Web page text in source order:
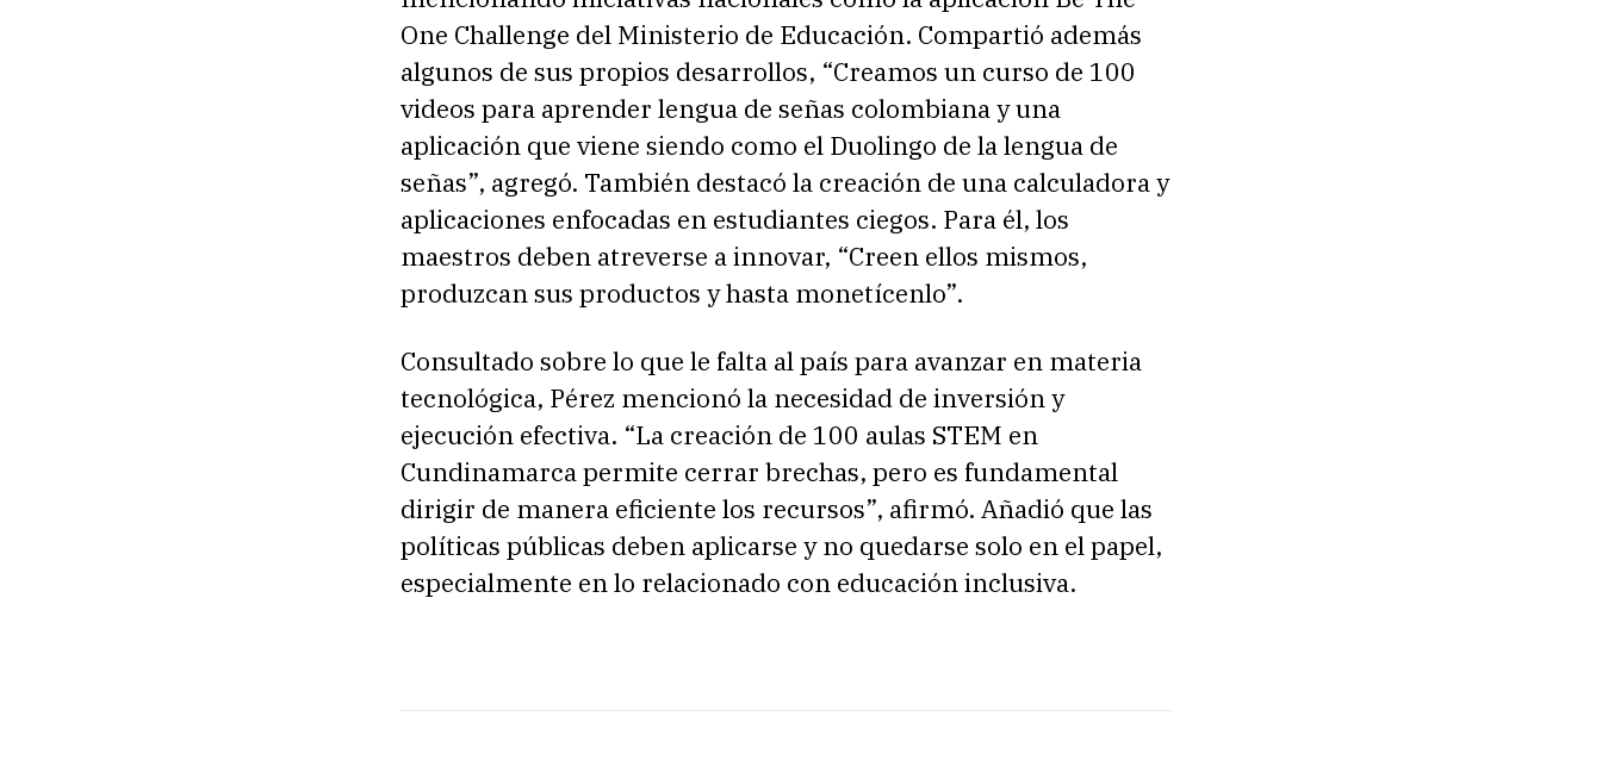
One Challenge del Ministerio de Educación. Compartió además
algunos de sus propios desarrollos, “Creamos un curso de 100
videos para aprender lengua de señas colombiana y una
aplicación que viene siendo como el Duolingo de la lengua de
señas”, agregó. También destacó la creación de una calculadora y
aplicaciones enfocadas en estudiantes ciegos. Para él, los
maestros deben atreverse a innovar, “Creen ellos mismos,
produzcan sus productos y hasta monetícenlo”.
Consultado sobre lo que le falta al país para avanzar en materia
tecnológica, Pérez mencionó la necesidad de inversión y
ejecución efectiva. “La creación de 100 aulas STEM en
Cundinamarca permite cerrar brechas, pero es fundamental
dirigir de manera eficiente los recursos”, afirmó. Añadió que las
políticas públicas deben aplicarse y no quedarse solo en el papel,
especialmente en lo relacionado con educación inclusiva.